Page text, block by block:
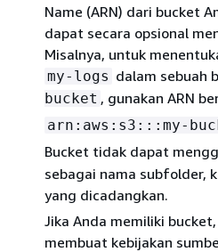
Name (ARN) dari bucket
dapat secara opsional
Misalnya, untuk
my-logs dalam sebuah
bucket , gunakan ARN
arn:aws:s3:::my-
Bucket tidak dapat
sebagai nama subfolder,
yang dicadangkan.
Jika Anda memiliki
membuat kebijakan